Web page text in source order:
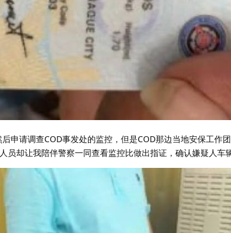
申请调查COD事发处的监控，但是COD那边当地安保工作
员却让我陪伴警察一同查看监控比做出指证，确认嫌疑人车